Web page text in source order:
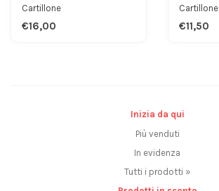
Inizia da qui
Più venduti
In evidenza
Tutti i prodotti »
Cartillone
€16,00
Cartillone
€11,50